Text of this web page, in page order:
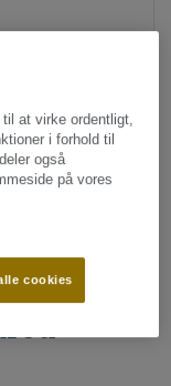
alle designs (613)
til
at virke ordentligt,
i forhold til
også
på vores
cookies